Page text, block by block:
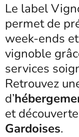
Le label
permet de
week-ends
vignoble
services
Retrouvez
d’
et
Gardoises.